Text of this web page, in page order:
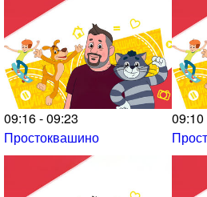
09:16 - 09:23
Простоквашино